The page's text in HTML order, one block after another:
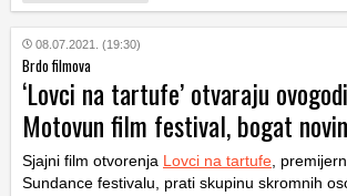
08.07.2021. (19:30)
Brdo filmova
‘Lovci na tartufe’ otvaraju
Motovun film festival, bogat
Sjajni film otvorenja Lovci na tartufe ,
Sundance festivalu, prati skupinu skromnih